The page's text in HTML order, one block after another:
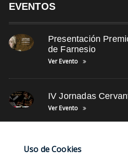
EVENTOS
Presentación
de Farnesio
Ver Evento
IV Jornadas
Ver Evento
NUBE DE TAGS
Uso de Cookies